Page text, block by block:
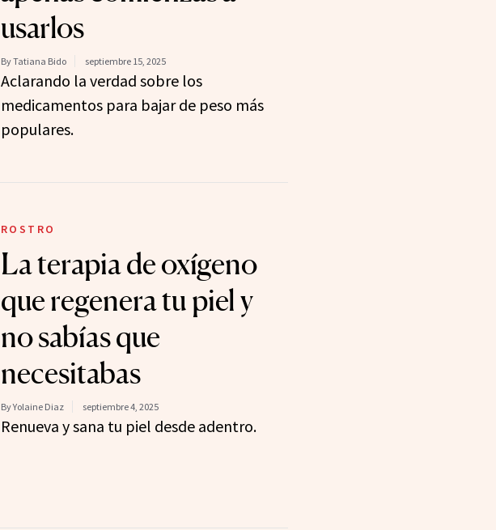
usarlos
By Tatiana Bido septiembre 15, 2025
Aclarando la verdad sobre los
medicamentos para bajar de peso más
populares.
ROSTRO
La terapia de oxígeno
que regenera tu piel y
no sabías que
necesitabas
By Yolaine Diaz septiembre 4, 2025
Renueva y sana tu piel desde adentro.